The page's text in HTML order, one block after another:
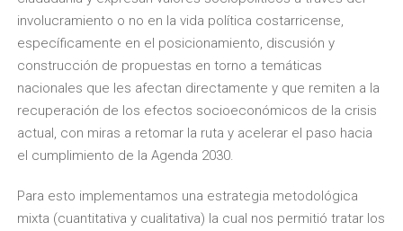
involucramiento o no en la vida política costarricense,
específicamente en el posicionamiento, discusión y
construcción de propuestas en torno a temáticas
nacionales que les afectan directamente y que remiten a la
recuperación de los efectos socioeconómicos de la crisis
actual, con miras a retomar la ruta y acelerar el paso hacia
el cumplimiento de la Agenda 2030.
Para esto implementamos una estrategia metodológica
mixta (cuantitativa y cualitativa) la cual nos permitió tratar los